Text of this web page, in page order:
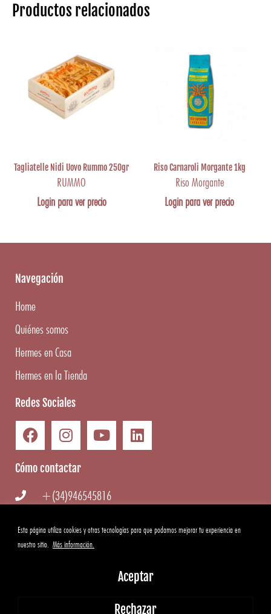
Esta página utiliza cookies y otras tecnologías para que podamos mejorar tu experiencia en
nuestro sitio. Más información.
Rechazar
Aceptar
Productos relacionados
Tagliatelle Nidi Uovo Rummo 250gr
RUMMO
Login para ver precio
Riso Carnaroli Morgante 1kg
Riso Morgante
Login para ver precio
Navegación
Home
Quiénes somos
Hermes en Casa
Hermes en la Tienda
Redes Sociales
Cómo contactar
+(34)946545816
info@hermesgourmet.com
WhatsApp
Hermes Gourmet|